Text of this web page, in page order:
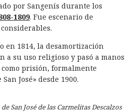
por Sangenís durante los
1809. Fue escenario de
1814, la desamortización
a su uso religioso y pasó a manos
prisión, formalmente
José» desde 1900.